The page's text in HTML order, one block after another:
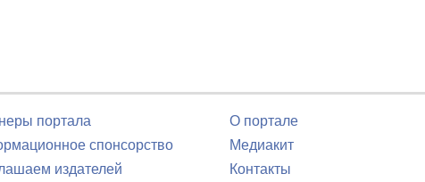
портала
спонсорство
издателей
О портале
Медиакит
Контакты